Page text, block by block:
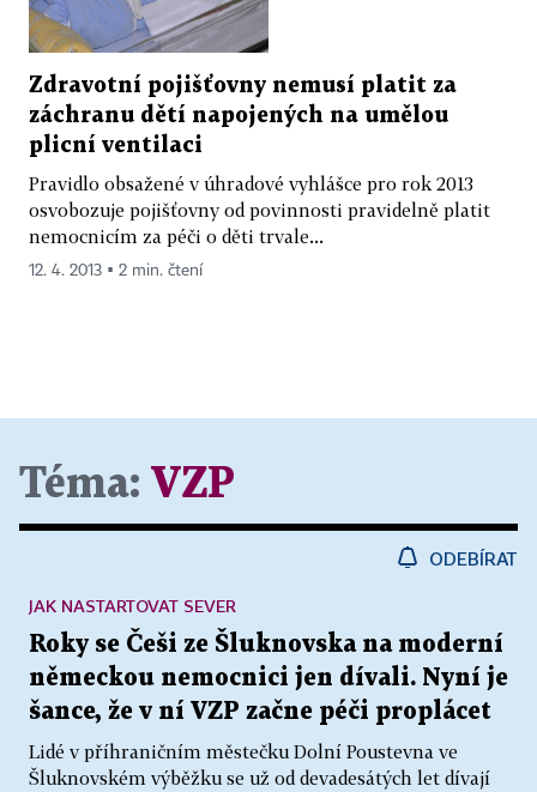
Zdravotní pojišťovny nemusí platit za
záchranu dětí napojených na umělou
plicní ventilaci
Pravidlo obsažené v úhradové vyhlášce pro rok 2013
osvobozuje pojišťovny od povinnosti pravidelně platit
nemocnicím za péči o děti trvale...
12. 4. 2013 ▪ 2 min. čtení
Téma: VZP
ODEBÍRAT
Roky se Češi ze Šluknovska na moderní
německou nemocnici jen dívali. Nyní je
šance, že v ní VZP začne péči proplácet
Lidé v příhraničním městečku Dolní Poustevna ve
Šluknovském výběžku se už od devadesátých let dívají
JAK NASTARTOVAT SEVER